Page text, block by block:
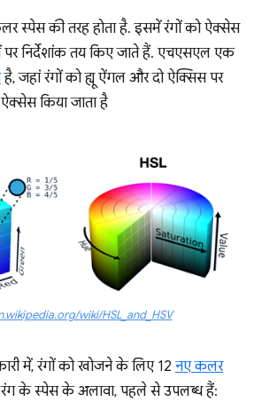
स्पेस की तरह होता है. इसमें रंगों को ऐक्सेस
पर निर्देशांक तय किए जाते हैं. एचएसएल एक
है, जहां रंगों को ह्यू ऐंगल और दो ऐक्सिस पर
किया जाता है
wiki/HSL_and_HSV
में, रंगों को खोजने के लिए 12 नए कलर
रंग के स्पेस के अलावा, पहले से उपलब्ध हैं: